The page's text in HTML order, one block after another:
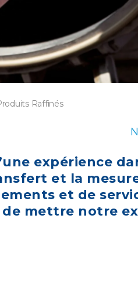
Raffinés
expérience
et la
et de
mettre notre